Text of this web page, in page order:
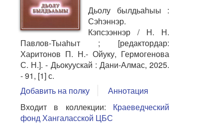
Дьолу былдьаһыы :
Сэһэннэр.
Кэпсээннэр / Н. Н.
Павлов-Тыаһыт ; [редактордар:
Харитонов П. Н.- Ойуку, Гермогенова
С. Н.]. - Дьокуускай : Дани-Алмас, 2025.
- 91, [1] с.
Добавить на полку
Аннотация
Входит в коллекции: Краеведческий
фонд Хангаласской ЦБС